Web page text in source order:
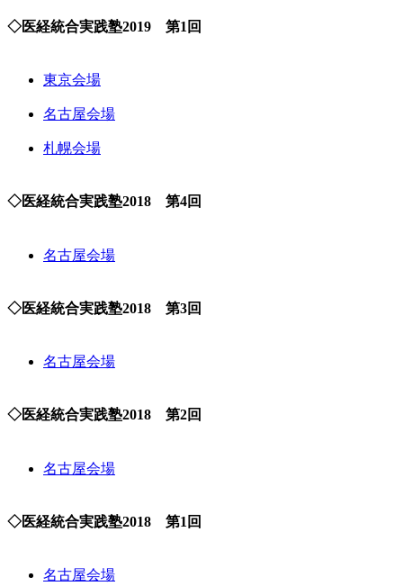
◇医経統合実践塾2019 第1回
東京会場
名古屋会場
札幌会場
◇医経統合実践塾2018 第4回
名古屋会場
◇医経統合実践塾2018 第3回
名古屋会場
◇医経統合実践塾2018 第2回
名古屋会場
◇医経統合実践塾2018 第1回
名古屋会場